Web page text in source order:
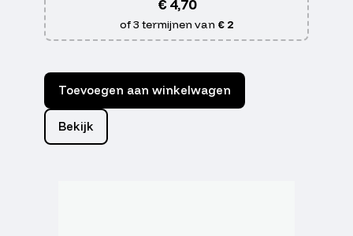
€4,70
of 3 termijnen van € 2
Toevoegen aan winkelwagen
Bekijk